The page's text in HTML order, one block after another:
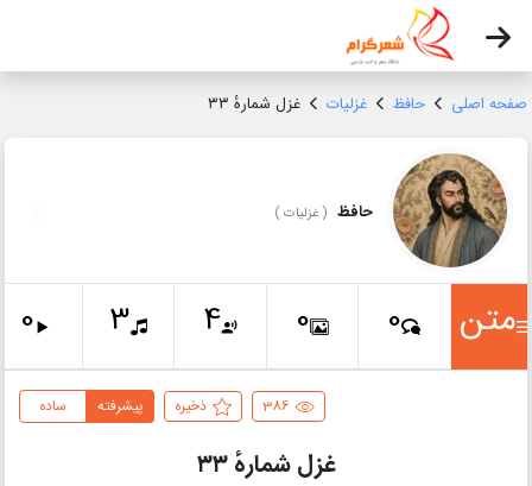
صفحه اصلی حافظ غزلیات غزل شمارهٔ ۳۳
حافظ (غزلیات)
متن 0
0
4
3
0
386 ذخیره ساده پیشرفته
غزل شمارهٔ ۳۳